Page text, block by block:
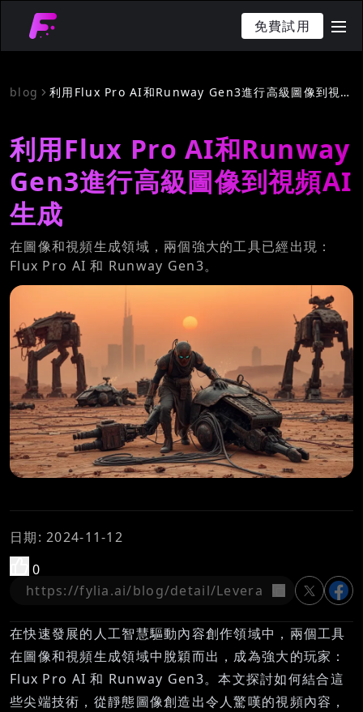
免費試用
blog 利用Flux Pro AI和Runway Gen3進行高級圖像到視頻AI生成
利用Flux Pro AI和Runway
Gen3進行高級圖像到視頻AI
生成
在圖像和視頻生成領域，兩個強大的工具已經出現：
Flux Pro AI 和 Runway Gen3。
日期:2024-11-12
0
複製
在快速發展的人工智慧驅動內容創作領域中，兩個工具
在圖像和視頻生成領域中脫穎而出，成為強大的玩家：
Flux Pro AI 和 Runway Gen3。本文探討如何結合這
些尖端技術，從靜態圖像創造出令人驚嘆的視頻內容，